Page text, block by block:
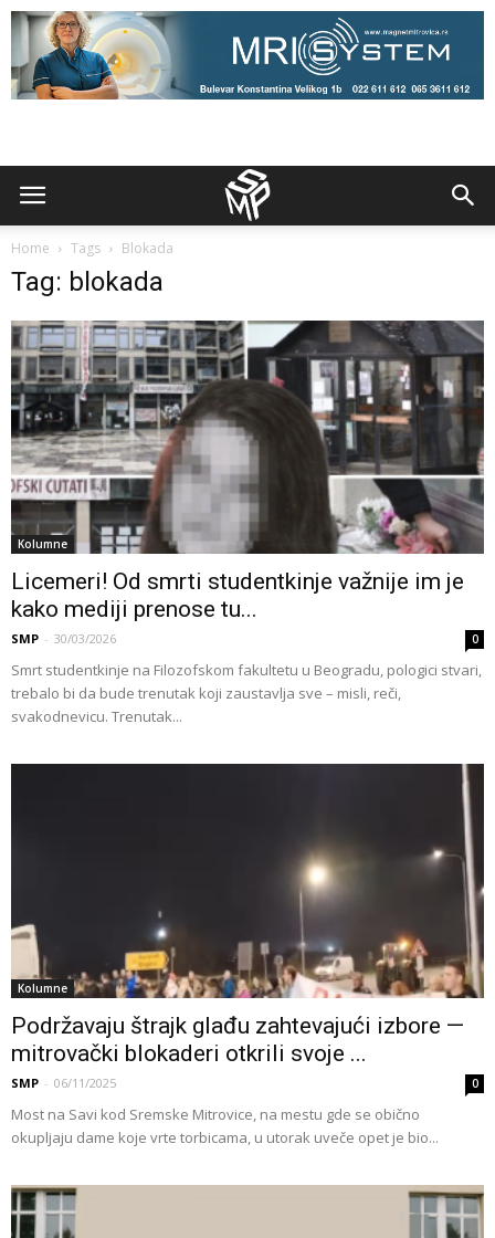
Home Tags Blokada
Tag: blokada
Kolumne
Licemeri! Od smrti studentkinje važnije im je
kako mediji prenose tu...
SMP - 30/03/2026 0
Smrt studentkinje na Filozofskom fakultetu u Beogradu, pologici stvari,
trebalo bi da bude trenutak koji zaustavlja sve – misli, reči,
svakodnevicu. Trenutak...
Kolumne
Podržavaju štrajk glađu zahtevajući izbore —
mitrovački blokaderi otkrili svoje ...
SMP - 06/11/2025 0
Most na Savi kod Sremske Mitrovice, na mestu gde se obično
okupljaju dame koje vrte torbicama, u utorak uveče opet je bio...